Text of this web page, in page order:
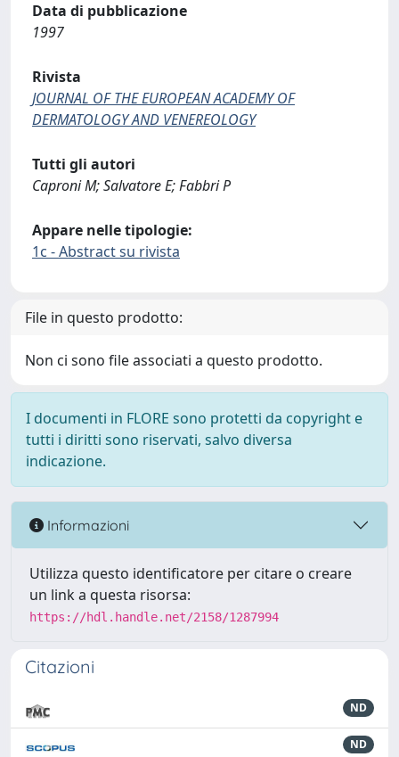
Data di pubblicazione
1997
Rivista
JOURNAL OF THE EUROPEAN ACADEMY OF
DERMATOLOGY AND VENEREOLOGY
Tutti gli autori
Caproni M; Salvatore E; Fabbri P
Appare nelle tipologie:
1c - Abstract su rivista
File in questo prodotto:
Non ci sono file associati a questo prodotto.
I documenti in FLORE sono protetti da copyright e
tutti i diritti sono riservati, salvo diversa
indicazione.
Informazioni
Utilizza questo identificatore per citare o creare
un link a questa risorsa:
https://hdl.handle.net/2158/1287994
Citazioni
ND
ND